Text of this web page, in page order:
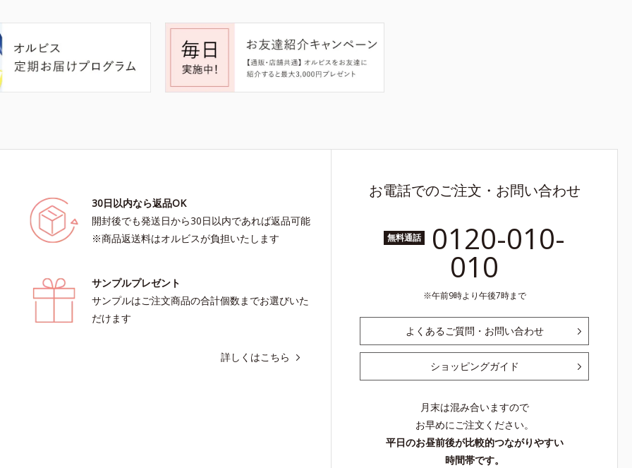
30日以内なら返品OK
開封後でも発送日から30日以内であれば返品可能
※商品返送料はオルビスが負担いたします
サンプルプレゼント
サンプルはご注文商品の合計個数までお選びいた
だけます
詳しくはこちら
お電話でのご注文・お問い合わせ
無料通話 0120-010-
010
午前9時より午後7時まで
よくあるご質問・お問い合わせ
ショッピングガイド
月末は混み合いますので
お早めにご注文ください。
平日のお昼前後が比較的つながりやすい
時間帯です。